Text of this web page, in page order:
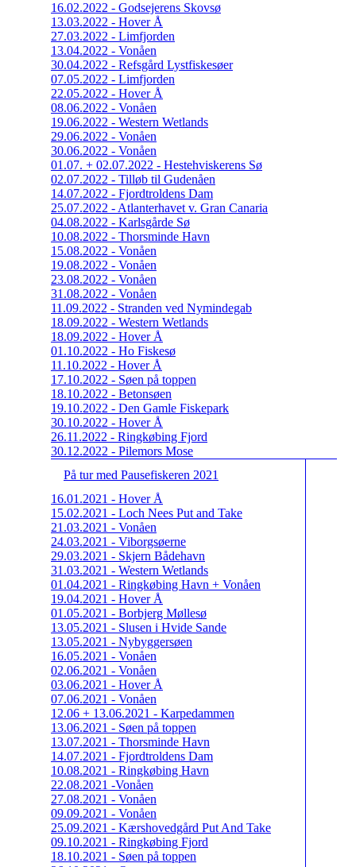
16.02.2022 - Godsejerens Skovsø
13.03.2022 - Hover Å
27.03.2022 - Limfjorden
13.04.2022 - Vonåen
30.04.2022 - Refsgård Lystfiskesøer
07.05.2022 - Limfjorden
22.05.2022 - Hover Å
08.06.2022 - Vonåen
19.06.2022 - Western Wetlands
29.06.2022 - Vonåen
30.06.2022 - Vonåen
01.07. + 02.07.2022 - Hestehviskerens Sø
02.07.2022 - Tilløb til Gudenåen
14.07.2022 - Fjordtroldens Dam
25.07.2022 - Atlanterhavet v. Gran Canaria
04.08.2022 - Karlsgårde Sø
10.08.2022 - Thorsminde Havn
15.08.2022 - Vonåen
19.08.2022 - Vonåen
23.08.2022 - Vonåen
31.08.2022 - Vonåen
11.09.2022 - Stranden ved Nymindegab
18.09.2022 - Western Wetlands
18.09.2022 - Hover Å
01.10.2022 - Ho Fiskesø
11.10.2022 - Hover Å
17.10.2022 - Søen på toppen
18.10.2022 - Betonsøen
19.10.2022 - Den Gamle Fiskepark
30.10.2022 - Hover Å
26.11.2022 - Ringkøbing Fjord
30.12.2022 - Pilemors Mose
På tur med Pausefiskeren 2021
16.01.2021 - Hover Å
15.02.2021 - Loch Nees Put and Take
21.03.2021 - Vonåen
24.03.2021 - Viborgsøerne
29.03.2021 - Skjern Bådehavn
31.03.2021 - Western Wetlands
01.04.2021 - Ringkøbing Havn + Vonåen
19.04.2021 - Hover Å
01.05.2021 - Borbjerg Møllesø
13.05.2021 - Slusen i Hvide Sande
13.05.2021 - Nybyggersøen
16.05.2021 - Vonåen
02.06.2021 - Vonåen
03.06.2021 - Hover Å
07.06.2021 - Vonåen
12.06 + 13.06.2021 - Karpedammen
13.06.2021 - Søen på toppen
13.07.2021 - Thorsminde Havn
14.07.2021 - Fjordtroldens Dam
10.08.2021 - Ringkøbing Havn
22.08.2021 -Vonåen
27.08.2021 - Vonåen
09.09.2021 - Vonåen
25.09.2021 - Kærshovedgård Put And Take
09.10.2021 - Ringkøbing Fjord
18.10.2021 - Søen på toppen